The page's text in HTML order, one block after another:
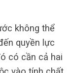
không thể
quyền lực
có cần cả hai